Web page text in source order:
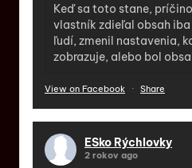
Keď sa toto stane,
vlastník zdieľal obsah
ľudí, zmenil nastavenia,
zobrazuje, alebo bol
View on Facebook · Share
ESko Rýchlovky
2 rokov ago